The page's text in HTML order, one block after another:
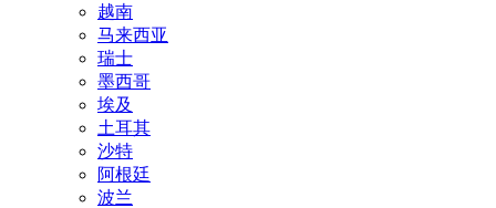
越南
马来西亚
瑞士
墨西哥
埃及
土耳其
沙特
阿根廷
波兰